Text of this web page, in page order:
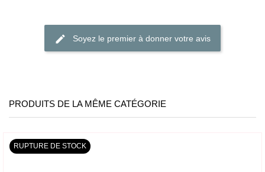
Soyez le premier à donner votre avis
PRODUITS DE LA MÊME CATÉGORIE
RUPTURE DE STOCK